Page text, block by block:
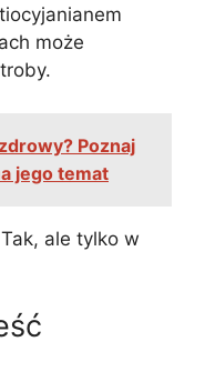
może
Poznaj
jego temat
ale tylko w